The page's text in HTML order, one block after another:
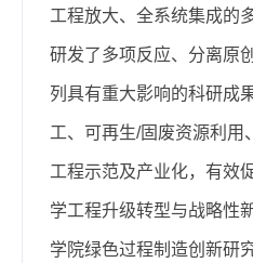
工程放大、全系统集成的
研发了多项反应、分离原
列具有重大影响的科研成
工、可再生/固废资源利用
工程示范及产业化，有效
学工程升级转型与战略性
学院绿色过程制造创新研